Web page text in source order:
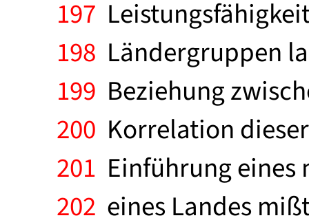
197
198 Ländergruppen
199 Beziehung
200 Korrelation
201 Einführung
202 eines Landes